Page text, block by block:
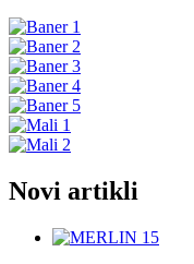
Novi artikli